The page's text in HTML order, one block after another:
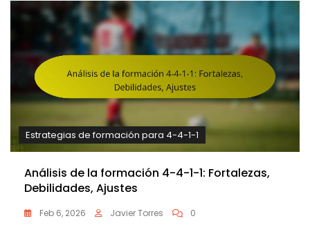
Estrategias de formación para 4-4-1-1
Análisis de la formación 4-4-1-1: Fortalezas,
Debilidades, Ajustes
Feb 6, 2026 Javier Torres 0